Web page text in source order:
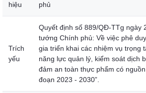
hiệu
phủ
Trích
yếu
Quyết định số 889/QĐ-TTg ngày
tướng Chính phủ: Về việc phê
gia triển khai các nhiệm vụ trọng
năng lực quản lý, kiểm soát dịch
đảm an toàn thực phẩm có
đoạn 2023 - 2030”.